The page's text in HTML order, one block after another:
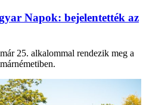
Napok: bejelentették az
25. alkalommal rendezik meg a